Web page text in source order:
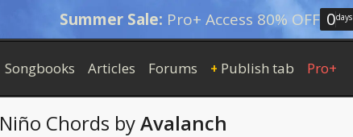
Summer Sale: Pro+ Access 80% OFF 0days
Songbooks Articles Forums + Publish tab Pro+
Niño Chords byAvalanch